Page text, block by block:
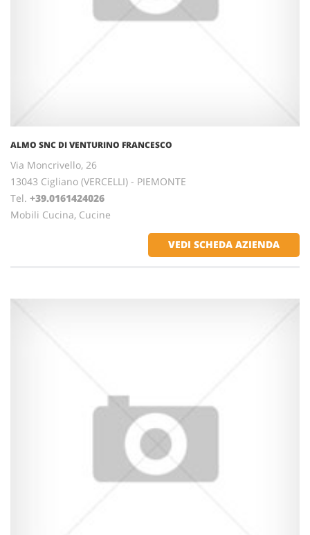
ALMO SNC DI VENTURINO FRANCESCO
Via Moncrivello, 26
13043 Cigliano (VERCELLI) - PIEMONTE
Tel. +39.0161424026
Mobili Cucina, Cucine
VEDI SCHEDA AZIENDA